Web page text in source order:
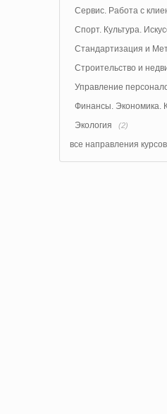
Сервис. Работа с
Спорт. Культура.
Стандартизация и
Строительство и
Управление
Финансы. Экономика.
Экология (2)
все направления курсов